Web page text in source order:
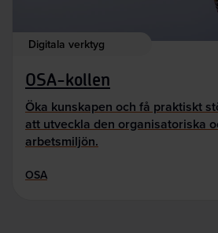
Digitala verktyg
OSA-kollen
Öka kunskapen och få praktiskt
att utveckla den organisatoriska
arbetsmiljön.
OSA